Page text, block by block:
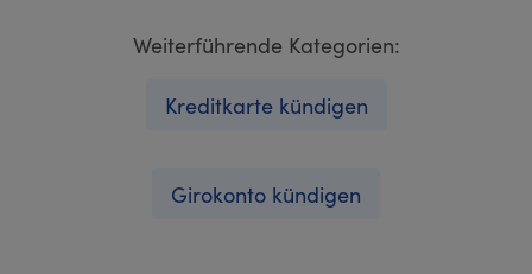
Weiterführende Kategorien:
Kreditkarte kündigen
Girokonto kündigen